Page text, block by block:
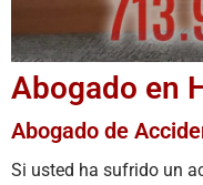
Abogado en
Abogado de
Si usted ha sufrido un